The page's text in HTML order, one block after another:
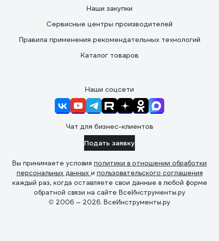
Наши закупки
Сервисные центры производителей
Правила применения рекомендательных технологий
Каталог товаров
Наши соцсети
Чат для бизнес-клиентов
Подать заявку
Вы принимаете условия политики в отношении обработки
персональных данных и пользовательского соглашения
каждый раз, когда оставляете свои данные в любой форме
обратной связи на сайте ВсеИнструменты.ру
© 2006 — 2026. ВсеИнструменты.ру